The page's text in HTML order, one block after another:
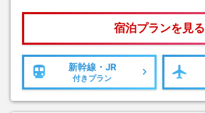
宿泊プランを見る
新幹線・JR
付きプラン